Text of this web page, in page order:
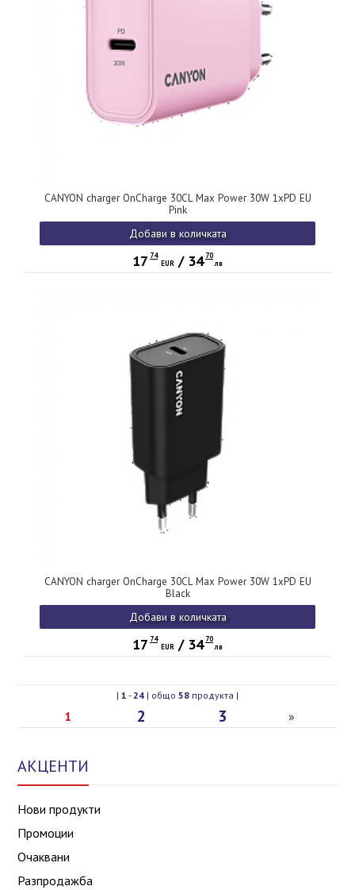
CANYON charger OnCharge 30CL Max Power 30W 1xPD EU
Pink
Добави в количката
17 74
EUR / 34 70
лв
CANYON charger OnCharge 30CL Max Power 30W 1xPD EU
Black
Добави в количката
17 74
EUR / 34 70
лв
| 1 -24 | общо 58 продукта |
1 2 3 »
АКЦЕНТИ
Нови продукти
Промоции
Очаквани
Разпродажба